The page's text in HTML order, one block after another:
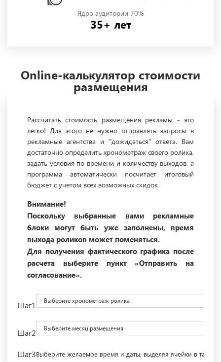
Ядро аудитории 70%
35+ лет
Online-калькулятор стоимости
размещения
Рассчитать стоимость размещения рекламы - это
легко! Для этого не нужно отправлять запросы в
рекламные агентства и "дожидаться" ответа. Вам
достаточно определить хронометраж своего ролика,
задать условия по времени и количеству выходов, а
программа автоматически посчитает итоговый
бюджет с учетом всех возможных скидок.
Внимание!
Поскольку выбранные вами рекламные
блоки могут быть уже заполнены, время
выхода роликов может поменяться.
Для получения фактического графика после
расчета выберите пункт «Отправить на
согласование».
Шаг1 Выберите хронометраж ролика
Шаг2 Выберите месяц размещения
Шаг3Выберите желаемое время и даты, выделяя ячейки в